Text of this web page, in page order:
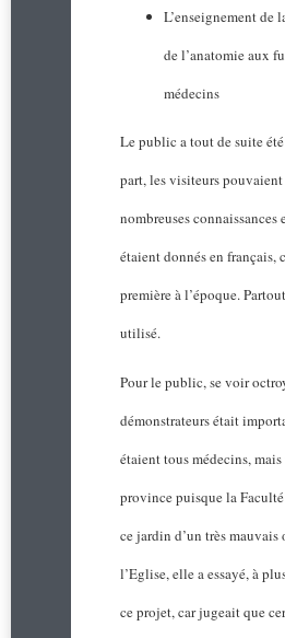
L’enseignement de
de l’anatomie aux
médecins
Le public a tout de suite
part, les visiteurs
nombreuses connaissances
étaient donnés en français,
première à l’époque.
utilisé.
Pour le public, se voir
démonstrateurs était
étaient tous médecins,
province puisque la
ce jardin d’un très
l’Eglise, elle a essayé, à
ce projet, car jugeait que